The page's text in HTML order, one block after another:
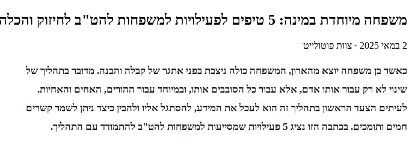
משפחה מיוחדת במינה: 5 טיפים לפעילויות למשפחות להט"ב לחיזוק והכלה
2 במאי 2025 · צוות פוטולייט
כאשר בן משפחה יוצא מהארון, המשפחה כולה ניצבת בפני אתגר של קבלה והבנה. מדובר בתהליך של
שינוי לא רק עבור אותו אדם, אלא עבור כל הסובבים אותו, ובמיוחד עבור ההורים, האחים והאחיות.
לעיתים הצעד הראשון בתהליך זה הוא לעכל את המידע, להסתגל אליו ולהבין כיצד ניתן לשמר קשרים
חמים ותומכים. בכתבה הזו נציג 5 פעילויות שמסייעות למשפחות להט"ב להתמודד עם התהליך.